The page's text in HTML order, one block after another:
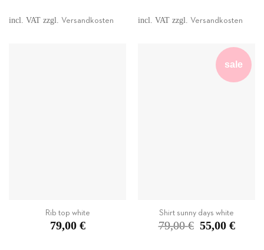
incl. VAT zzgl. Versandkosten incl. VAT zzgl. Versandkosten
Rib top white
79,00 €
sale
Shirt sunny days white
79,00€
Original
price
55,00 €Current
price